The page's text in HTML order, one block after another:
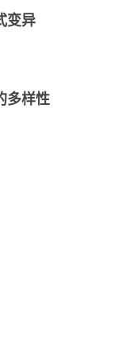
变异
多样性